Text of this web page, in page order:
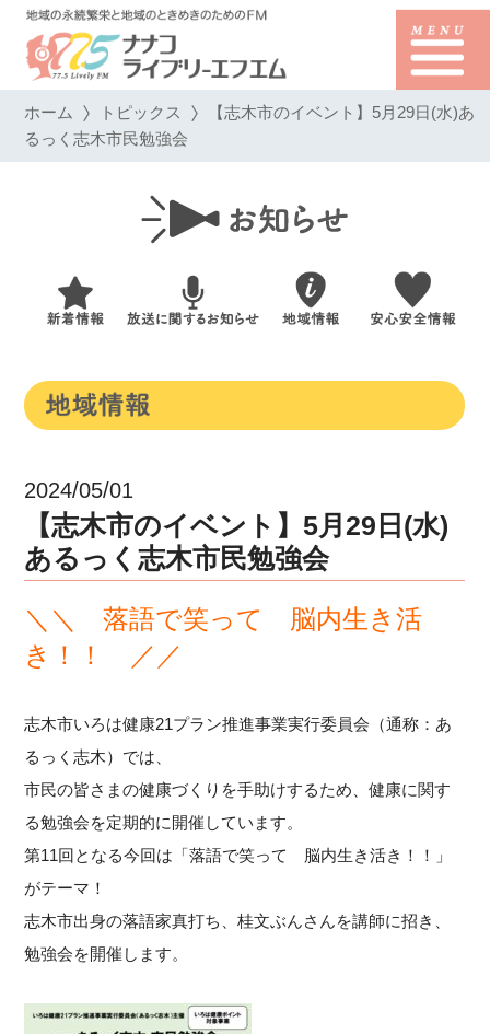
ホーム トピックス 【志木市のイベント】5月29日(水)あ
るっく志木市民勉強会
2024/05/01
【志木市のイベント】5月29日(水)
あるっく志木市民勉強会
＼＼ 落語で笑って 脳内生き活
き！！ ／／
志木市いろは健康21プラン推進事業実行委員会（通称：あ
るっく志木）では、
市民の皆さまの健康づくりを手助けするため、健康に関す
る勉強会を定期的に開催しています。
第11回となる今回は「落語で笑って 脳内生き活き！！」
がテーマ！
志木市出身の落語家真打ち、桂文ぶんさんを講師に招き、
勉強会を開催します。